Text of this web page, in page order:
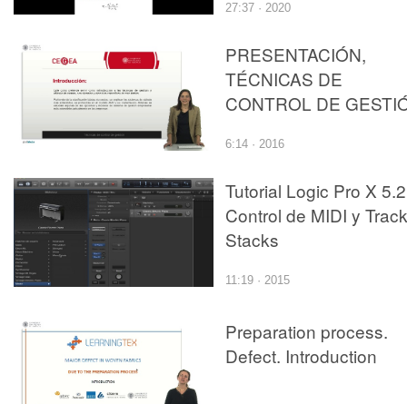
27:37 · 2020
PRESENTACIÓN,
TÉCNICAS DE
CONTROL DE
6:14 · 2016
Tutorial Logic Pro X 5.2
Control de MIDI y Track
Stacks
11:19 · 2015
Preparation process.
Defect. Introduction